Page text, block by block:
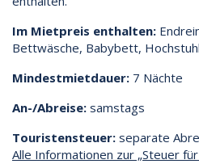
Im Mietpreis enthalten:
Bettwäsche, Babybett, Hochstuhl
Mindestmietdauer: 7 Nächte
An-/Abreise: samstags
Touristensteuer: separate
Alle Informationen zur „Steuer